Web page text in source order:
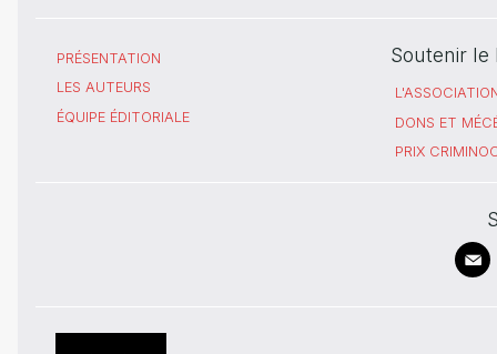
PRÉSENTATION
LES AUTEURS
ÉQUIPE ÉDITORIALE
Soutenir le
DONS ET
PRIX